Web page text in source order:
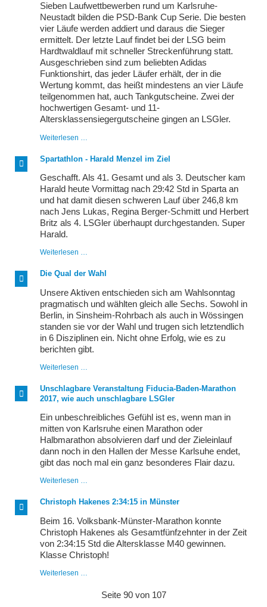
Sieben Laufwettbewerben rund um Karlsruhe-
Neustadt bilden die PSD-Bank Cup Serie. Die besten
vier Läufe werden addiert und daraus die Sieger
ermittelt. Der letzte Lauf findet bei der LSG beim
Hardtwaldlauf mit schneller Streckenführung statt.
Ausgeschrieben sind zum beliebten Adidas
Funktionshirt, das jeder Läufer erhält, der in die
Wertung kommt, das heißt mindestens an vier Läufe
teilgenommen hat, auch Tankgutscheine. Zwei der
hochwertigen Gesamt- und 11-
Altersklassensiegergutscheine gingen an LSGler.
Weiterlesen …
Tankgutscheine
beim
PSD-
Bank
Cup
Spartathlon - Harald Menzel im Ziel
Geschafft. Als 41. Gesamt und als 3. Deutscher kam
Harald heute Vormittag nach 29:42 Std in Sparta an
und hat damit diesen schweren Lauf über 246,8 km
nach Jens Lukas, Regina Berger-Schmitt und Herbert
Britz als 4. LSGler überhaupt durchgestanden. Super
Harald.
Weiterlesen …
Harald
Menzel
Ziel
Die Qual der Wahl
Unsere Aktiven entschieden sich am Wahlsonntag
pragmatisch und wählten gleich alle Sechs. Sowohl in
Berlin, in Sinsheim-Rohrbach als auch in Wössingen
standen sie vor der Wahl und trugen sich letztendlich
in 6 Disziplinen ein. Nicht ohne Erfolg, wie es zu
berichten gibt.
Weiterlesen …
der
Wahl
Unschlagbare Veranstaltung Fiducia-Baden-Marathon
2017, wie auch unschlagbare LSGler
Ein unbeschreibliches Gefühl ist es, wenn man in
mitten von Karlsruhe einen Marathon oder
Halbmarathon absolvieren darf und der Zieleinlauf
dann noch in den Hallen der Messe Karlsuhe endet,
gibt das noch mal ein ganz besonderes Flair dazu.
Weiterlesen …
Fiducia-
Baden-
2017,
wie
auch
unschlagbare
LSGler
Christoph Hakenes 2:34:15 in Münster
Beim 16. Volksbank-Münster-Marathon konnte
Christoph Hakenes als Gesamtfünfzehnter in der Zeit
von 2:34:15 Std die Altersklasse M40 gewinnen.
Klasse Christoph!
Weiterlesen …
2:34:15Seite 90 von 107